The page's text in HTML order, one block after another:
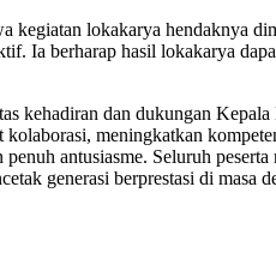
lokakarya hendaknya
Ia berharap hasil lokakarya
dan dukungan
meningkatkan
antusiasme. Seluruh
generasi berprestasi di masa